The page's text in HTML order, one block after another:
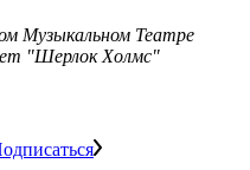
Музыкальном Театре
"Шерлок Холмс"